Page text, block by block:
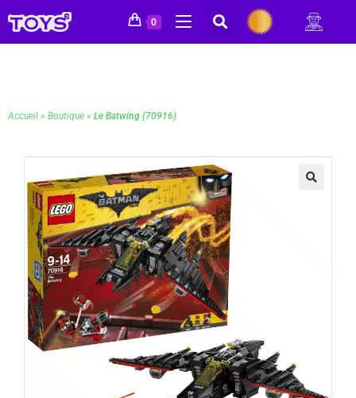
0
Accueil » Boutique » Le Batwing (70916)